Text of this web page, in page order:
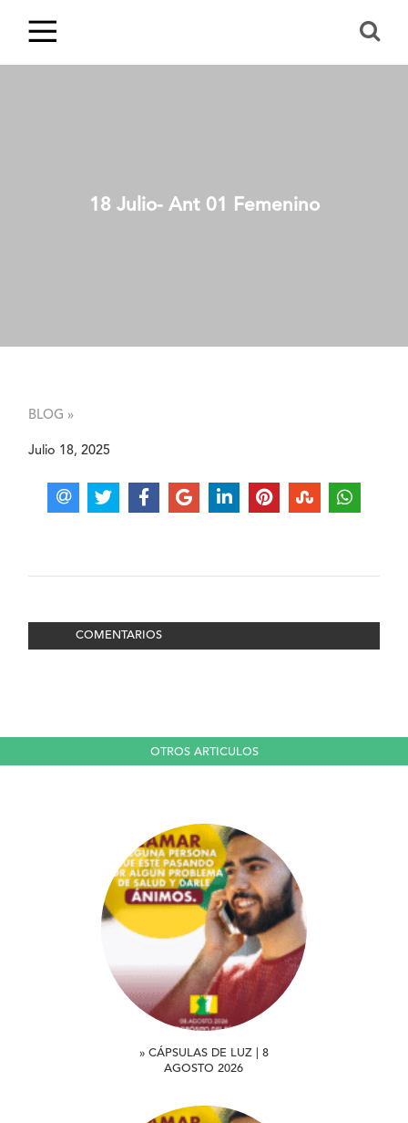
18 Julio- Ant 01 Femenino
BLOG »
Julio 18, 2025
COMENTARIOS
OTROS ARTICULOS
» CÁPSULAS DE LUZ | 8
AGOSTO 2026